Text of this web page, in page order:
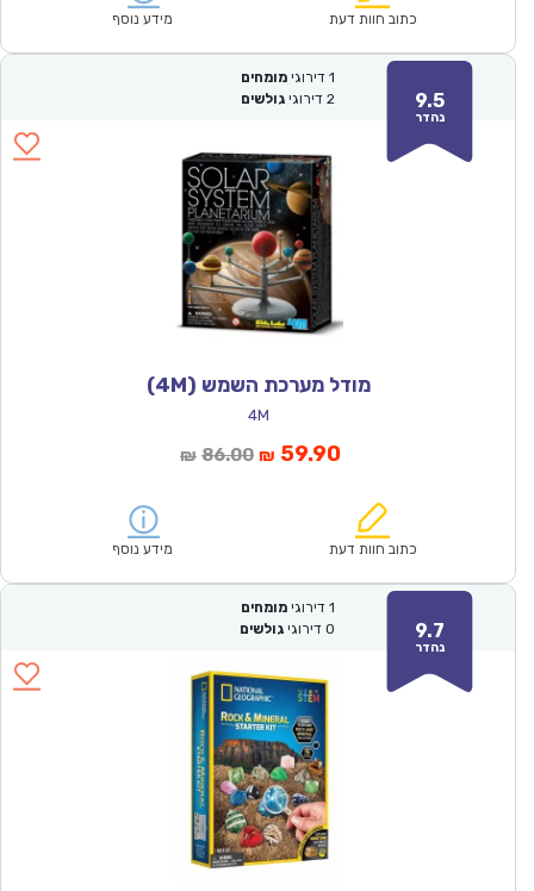
₪141.00.
כתוב חוות דעת מידע נוסף
9.5
נהדר
1 דירוגי מומחים
2 דירוגי גולשים
מודל מערכת השמש (4M)
4M
₪ 86.00המחיר
₪86.00.
₪ 59.90המחיר
הוא:
כתוב חוות דעת מידע נוסף
9.7
נהדר
1 דירוגי מומחים
0 דירוגי גולשים